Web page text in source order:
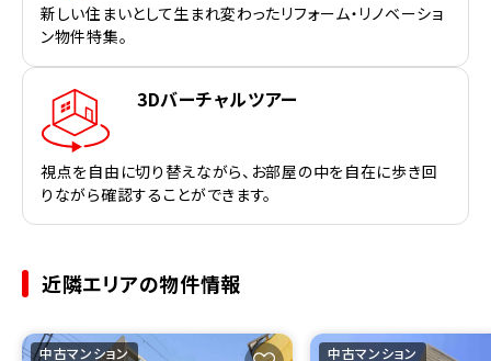
新しい住まいとして生まれ変わったリフォーム・リノベーショ
ン物件特集。
3Dバーチャルツアー
視点を自由に切り替えながら、お部屋の中を自在に歩き回
りながら確認することができます。
近隣エリアの物件情報
中古マンション 中古マンション